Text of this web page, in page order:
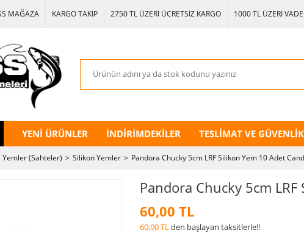
MAĞAZA KARGO TAKİP 2750 TL ÜZERİ ÜCRETSİZ KARGO 1000 TL ÜZERİ
YENİ ÜRÜNLER İNDİRİMDEKİLER TESLİMAT VE GÜVENLİK
Yemler (Sahteler) Silikon Yemler Pandora Chucky 5cm LRF Silikon Yem 10 Adet
Pandora Chucky 5cm
60,00 TL
60,00 TL den başlayan taksitlerle!!